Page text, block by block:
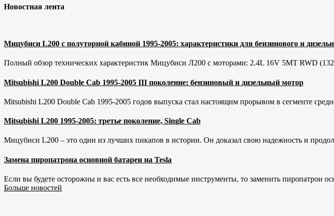
Новостная лента
Мицубиси L200 с полуторной кабиной 1995-2005: характеристики для бензинового и
Полный обзор технических характеристик Мицубиси Л200 с моторами: 2.4L 16V 5MT RWD
Mitsubishi L200 Double Cab 1995-2005 III поколение: бензиновый и дизельный мотор
Mitsubishi L200 Double Cab 1995-2005 годов выпуска стал настоящим прорывом в сегменте
Mitsubishi L200 1995-2005: третье поколение, Single Cab
Мицубиси L200 – это один из лучших пикапов в истории. Он доказал свою надежность и
Замена пиропатрона основной батареи на Tesla
Если вы будете осторожны и вас есть все необходимые инструменты, то заменить пиропатрон
Больше новостей